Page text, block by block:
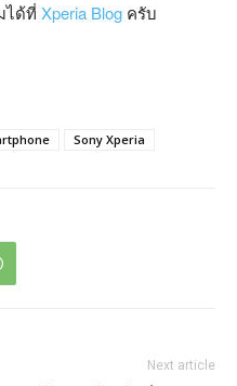
ได้ที่ Xperia Blog ครับ
Sony Xperia
Next article